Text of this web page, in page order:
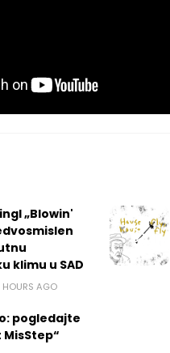
„Blowin'
klimu u SAD
HOURS AGO
pogledajte